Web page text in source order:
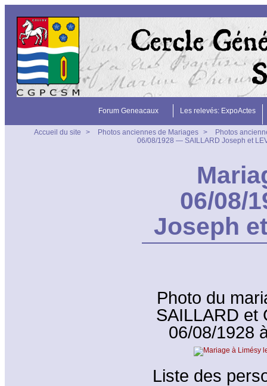
Forum Geneacaux Les relevés: ExpoActes
Accueil du site > Photos anciennes de Mariages >
Photos
06/08/1928 — SAILLARD Joseph et
06/08/
Joseph
Photo du
SAILLARD et
06/08/1928
Liste des